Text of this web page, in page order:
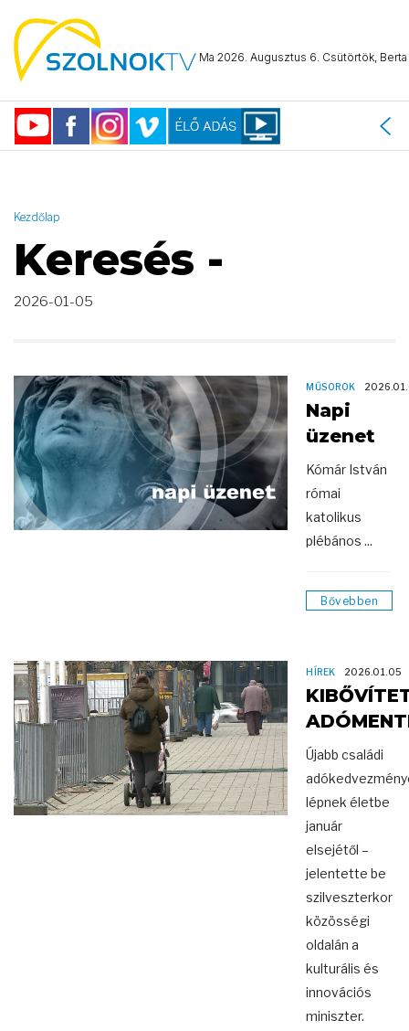
Ma 2026. Augusztus 6. Csütörtök, Berta
"2026-01-05 23:59:59" )
Kezdőlap
Keresés -
2026-01-05
MŰSOROK
Napi
üzenet
Kómár István
római
katolikus
plébános ...
Bővebben
HÍREK 2026.01.05
Újabb családi
lépnek életbe
január
elsejétől –
jelentette be
szilveszterkor
közösségi
oldalán a
kulturális és
innovációs
miniszter.